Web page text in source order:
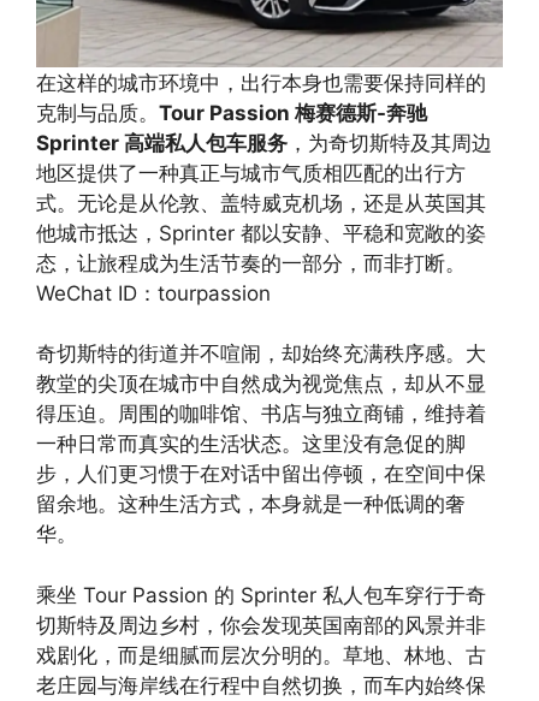
在这样的城市环境中，出行本身也需要保持同样的
克制与品质。 Tour Passion 梅赛德斯-奔驰
Sprinter 高端私人包车服务 ，为奇切斯特及其周边
地区提供了一种真正与城市气质相匹配的出行方
式。无论是从伦敦、盖特威克机场，还是从英国其
他城市抵达，Sprinter 都以安静、平稳和宽敞的姿
态，让旅程成为生活节奏的一部分，而非打断。
WeChat ID：tourpassion
奇切斯特的街道并不喧闹，却始终充满秩序感。大
教堂的尖顶在城市中自然成为视觉焦点，却从不显
得压迫。周围的咖啡馆、书店与独立商铺，维持着
一种日常而真实的生活状态。这里没有急促的脚
步，人们更习惯于在对话中留出停顿，在空间中保
留余地。这种生活方式，本身就是一种低调的奢
华。
乘坐 Tour Passion 的 Sprinter 私人包车穿行于奇
切斯特及周边乡村，你会发现英国南部的风景并非
戏剧化，而是细腻而层次分明的。草地、林地、古
老庄园与海岸线在行程中自然切换，而车内始终保